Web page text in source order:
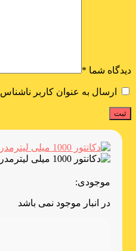
دیدگاه شما *
ارسال به عنوان کاربر ناشناس
موجودی:
در انبار موجود نمی باشد